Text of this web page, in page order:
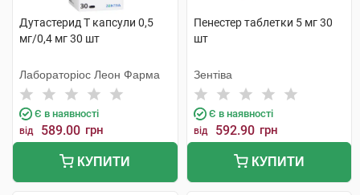
Дутастерид Т капсули 0,5
мг/0,4 мг 30 шт
Лабораторіос Леон Фарма
Є в наявності
від 589.00 грн
КУПИТИ
Пенестер таблетки 5 мг 30
шт
Зентіва
Є в наявності
від 592.90 грн
КУПИТИ